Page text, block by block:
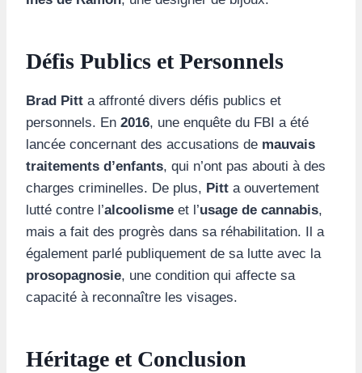
Défis Publics et Personnels
Brad Pitt a affronté divers défis publics et
personnels. En 2016, une enquête du FBI a été
lancée concernant des accusations de mauvais
traitements d’enfants, qui n’ont pas abouti à des
charges criminelles. De plus, Pitt a ouvertement
lutté contre l’alcoolisme et l’usage de cannabis,
mais a fait des progrès dans sa réhabilitation. Il a
également parlé publiquement de sa lutte avec la
prosopagnosie, une condition qui affecte sa
capacité à reconnaître les visages.
Héritage et Conclusion